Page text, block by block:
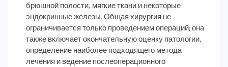
брюшной полости, мягкие ткани и некоторые
эндокринные железы. Общая хирургия не
ограничивается только проведением операций; она
также включает окончательную оценку патологии,
определение наиболее подходящего метода
лечения и ведение послеоперационного